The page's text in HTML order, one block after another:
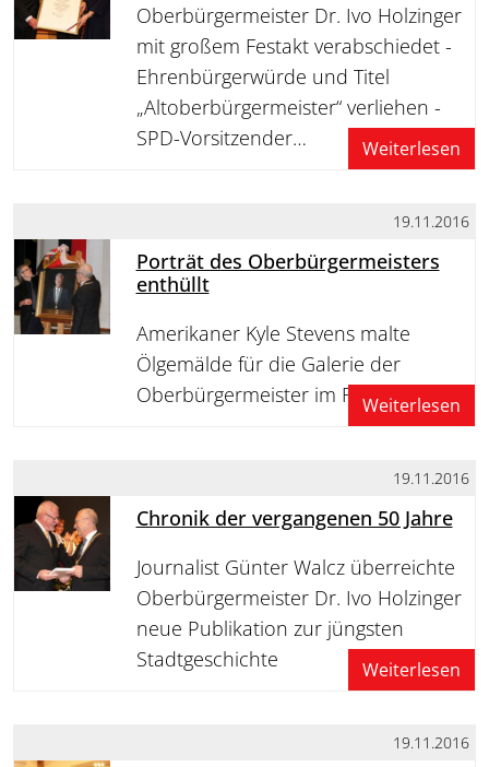
Oberbürgermeister Dr. Ivo Holzinger
mit großem Festakt verabschiedet -
Ehrenbürgerwürde und Titel
„Altoberbürgermeister“ verliehen -
SPD-Vorsitzender…
Weiterlesen
19.11.2016
Porträt des Oberbürgermeisters
enthüllt
Amerikaner Kyle Stevens malte
Ölgemälde für die Galerie der
Oberbürgermeister im RathausWeiterlesen
19.11.2016
Chronik der vergangenen 50 Jahre
Journalist Günter Walcz überreichte
Oberbürgermeister Dr. Ivo Holzinger
neue Publikation zur jüngsten
Stadtgeschichte
Weiterlesen
19.11.2016